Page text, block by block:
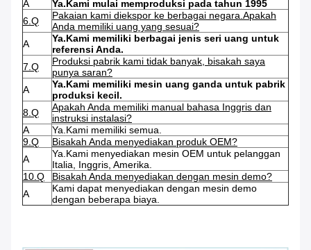
A
Ya.Kami mulai memproduksi pada tahun 1995
6.Q
Pakaian kami diekspor ke berbagai negara.Apakah
Anda memiliki uang yang sesuai?
A
Ya.Kami memiliki berbagai jenis seri uang untuk
referensi Anda.
7.Q
Produksi pabrik kami tidak banyak, bisakah saya
punya saran?
A
Ya.Kami memiliki mesin uang ganda untuk pabrik
produksi kecil.
8.Q
Apakah Anda memiliki manual bahasa Inggris dan
instruksi instalasi?
A
Ya.Kami memiliki semua.
9.Q
Bisakah Anda menyediakan produk OEM?
A
Ya.Kami menyediakan mesin OEM untuk pelanggan
Italia, Inggris, Amerika.
10.Q
Bisakah Anda menyediakan dengan mesin demo?
A
Kami dapat menyediakan dengan mesin demo
dengan beberapa biaya.